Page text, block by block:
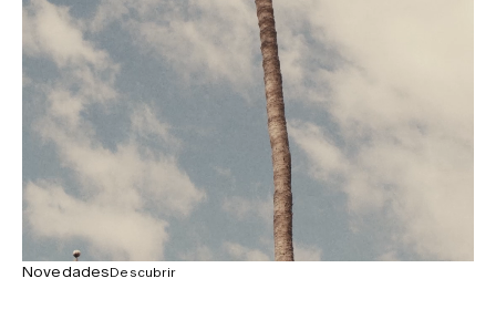
NovedadesDescubrir